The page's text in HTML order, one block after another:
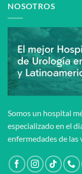
NOSOTROS
Somos un hospital
especializado en el
enfermedades de las